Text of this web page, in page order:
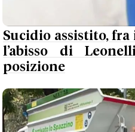
Sucidio assistito,
l’abisso di
posizione